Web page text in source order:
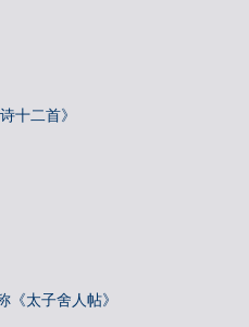
十二首》
《太子舍人帖》